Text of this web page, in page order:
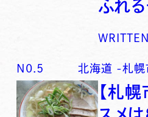
ふれ
N0. 5 北海道 -札幌
【札